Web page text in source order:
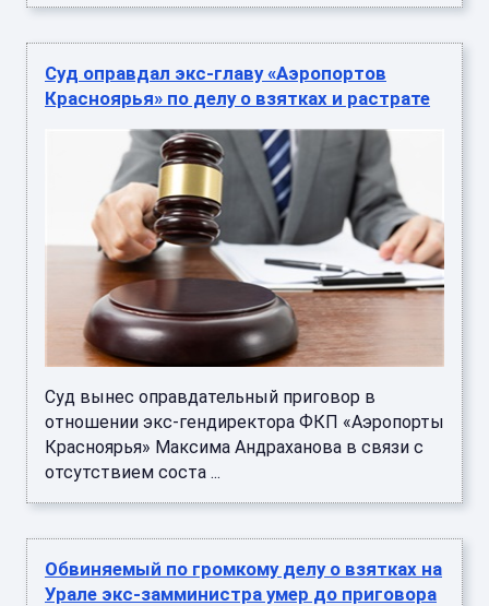
Суд оправдал экс-главу «Аэропортов
Красноярья» по делу о взятках и растрате
Суд вынес оправдательный приговор в
отношении экс-гендиректора ФКП «Аэропорты
Красноярья» Максима Андраханова в связи с
отсутствием соста ...
Обвиняемый по громкому делу о взятках на
Урале экс-замминистра умер до приговора